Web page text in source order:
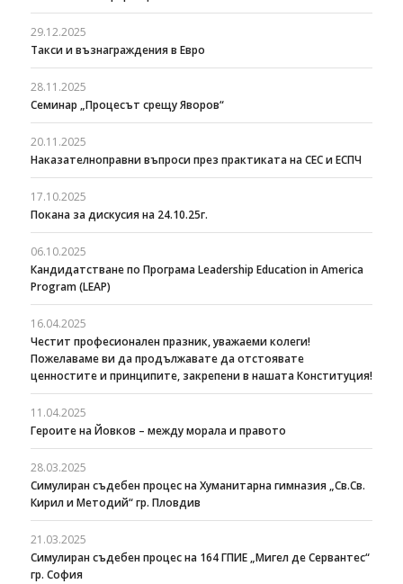
29.12.2025
Такси и възнаграждения в Евро
28.11.2025
Семинар „Процесът срещу Яворов“
20.11.2025
Наказателноправни въпроси през практиката на СЕС и ЕСПЧ
17.10.2025
Покана за дискусия на 24.10.25г.
06.10.2025
Кандидатстване по Програма Leadership Education in America
Program (LEAP)
16.04.2025
Честит професионален празник, уважаеми колеги!
Пожелаваме ви да продължавате да отстоявате
ценностите и принципите, закрепени в нашата Конституция!
11.04.2025
Героите на Йовков – между морала и правото
28.03.2025
Симулиран съдебен процес на Хуманитарна гимназия „Св.Св.
Кирил и Методий“ гр. Пловдив
21.03.2025
Симулиран съдебен процес на 164 ГПИЕ „Мигел де Сервантес“
гр. София